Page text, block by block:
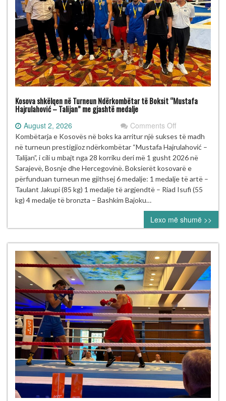
Kosova shkëlqen në Turneun Ndërkombëtar të Boksit “Mustafa
Hajrulahović – Talijan” me gjashtë medalje
August 2, 2026 Comments Offon
Kosova
shkëlqen
në
Turneun
Ndërkombëtar
të
“Mustafa
Hajrulahović
–
Talijan”
me
gjashtë
medalje
Kombëtarja e Kosovës në boks ka arritur një sukses të madh
në turneun prestigjioz ndërkombëtar “Mustafa Hajrulahović –
Talijan”, i cili u mbajt nga 28 korriku deri më 1 gusht 2026 në
Sarajevë, Bosnje dhe Hercegovinë. Boksierët kosovarë e
përfunduan turneun me gjithsej 6 medalje: 1 medalje të artë –
Taulant Jakupi (85 kg) 1 medalje të argjendtë – Riad Isufi (55
kg) 4 medalje të bronzta – Bashkim Bajoku…
Lexo më shumë >>